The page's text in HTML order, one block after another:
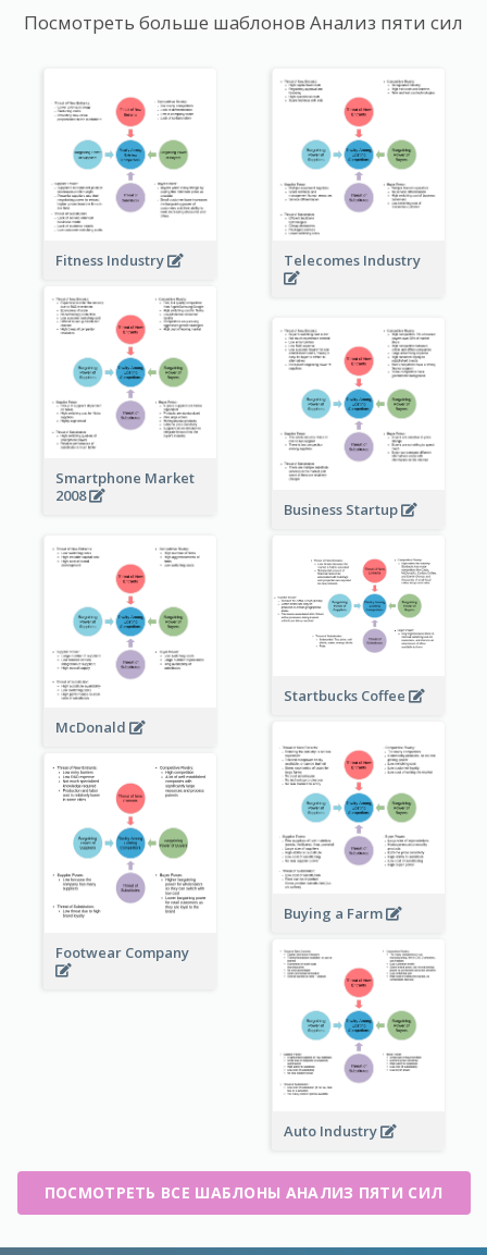
Посмотреть больше шаблонов Анализ пяти сил
Fitness Industry Telecomes Industry
Smartphone Market
2008
Business Startup
McDonald
Startbucks Coffee
Buying a Farm
Footwear Company
Auto Industry
ПОСМОТРЕТЬ ВСЕ ШАБЛОНЫ АНАЛИЗ ПЯТИ СИЛ